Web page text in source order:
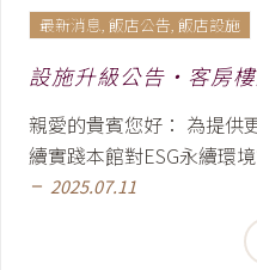
最新消息, 飯店公告, 飯店設施
設施升級公告•客房
親愛的貴賓您好： 為提供
續實踐本館對ESG永續環
remove 2025.07.11